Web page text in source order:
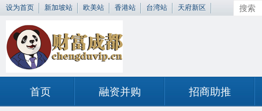
设为首页 新加坡站 欧美站 香港站 台湾站 天府新区
首页 融资并购 招商助推